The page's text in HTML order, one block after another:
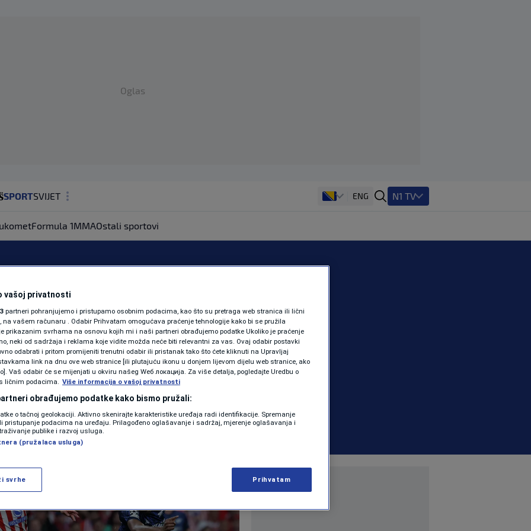
Oglas
SPORTSVIJET
ZDRAVLJE
SHOWBIZ
KOLUMNE
PODCAST
N1 SPECIJAL
FENOMENI
NEISTRAŽENO
VIRALNO
VIDEO
ENG N1 TV
Formula 1MMAOstali sportovi
Veznjak Atletica
NOGOMET | 0 komentara
Više
vašoj privatnosti
partneri pohranjujemo i pristupamo osobnim podacima, kao što su pretraga web stranica ili lični
na vašem računaru . Odabir Prihvatam omogućava praćenje tehnologije kako bi se pružila
prikazanim svrhama na osnovu kojih mi i naši partneri obrađujemo podatke Ukoliko je praćenje
neki od sadržaja i reklama koje vidite možda neće biti relevantni za vas. Ovaj odabir postavki
odabrati i pritom promijeniti trenutni odabir ili pristanak tako što ćete kliknuti na Upravljaj
link na dnu ove web stranice [ili plutajuću ikonu u donjem lijevom dijelu web stranice, ako
Vaš odabir će se mijenjati u okviru našeg Wеб локација. Za više detalja, pogledajte Uredbu o
ličnim podacima. Više informacija o vašoj privatnosti
obrađujemo podatke kako bismo pružali:
o tačnoj geolokaciji. Aktivno skenirajte karakteristike uređaja radi identifikacije. Spremanje
pristupanje podacima na uređaju. Prilagođeno oglašavanje i sadržaj, mjerenje oglašavanja i
publike i razvoj usluga.
(pružalaca usluga)
svrhe Prihvatam